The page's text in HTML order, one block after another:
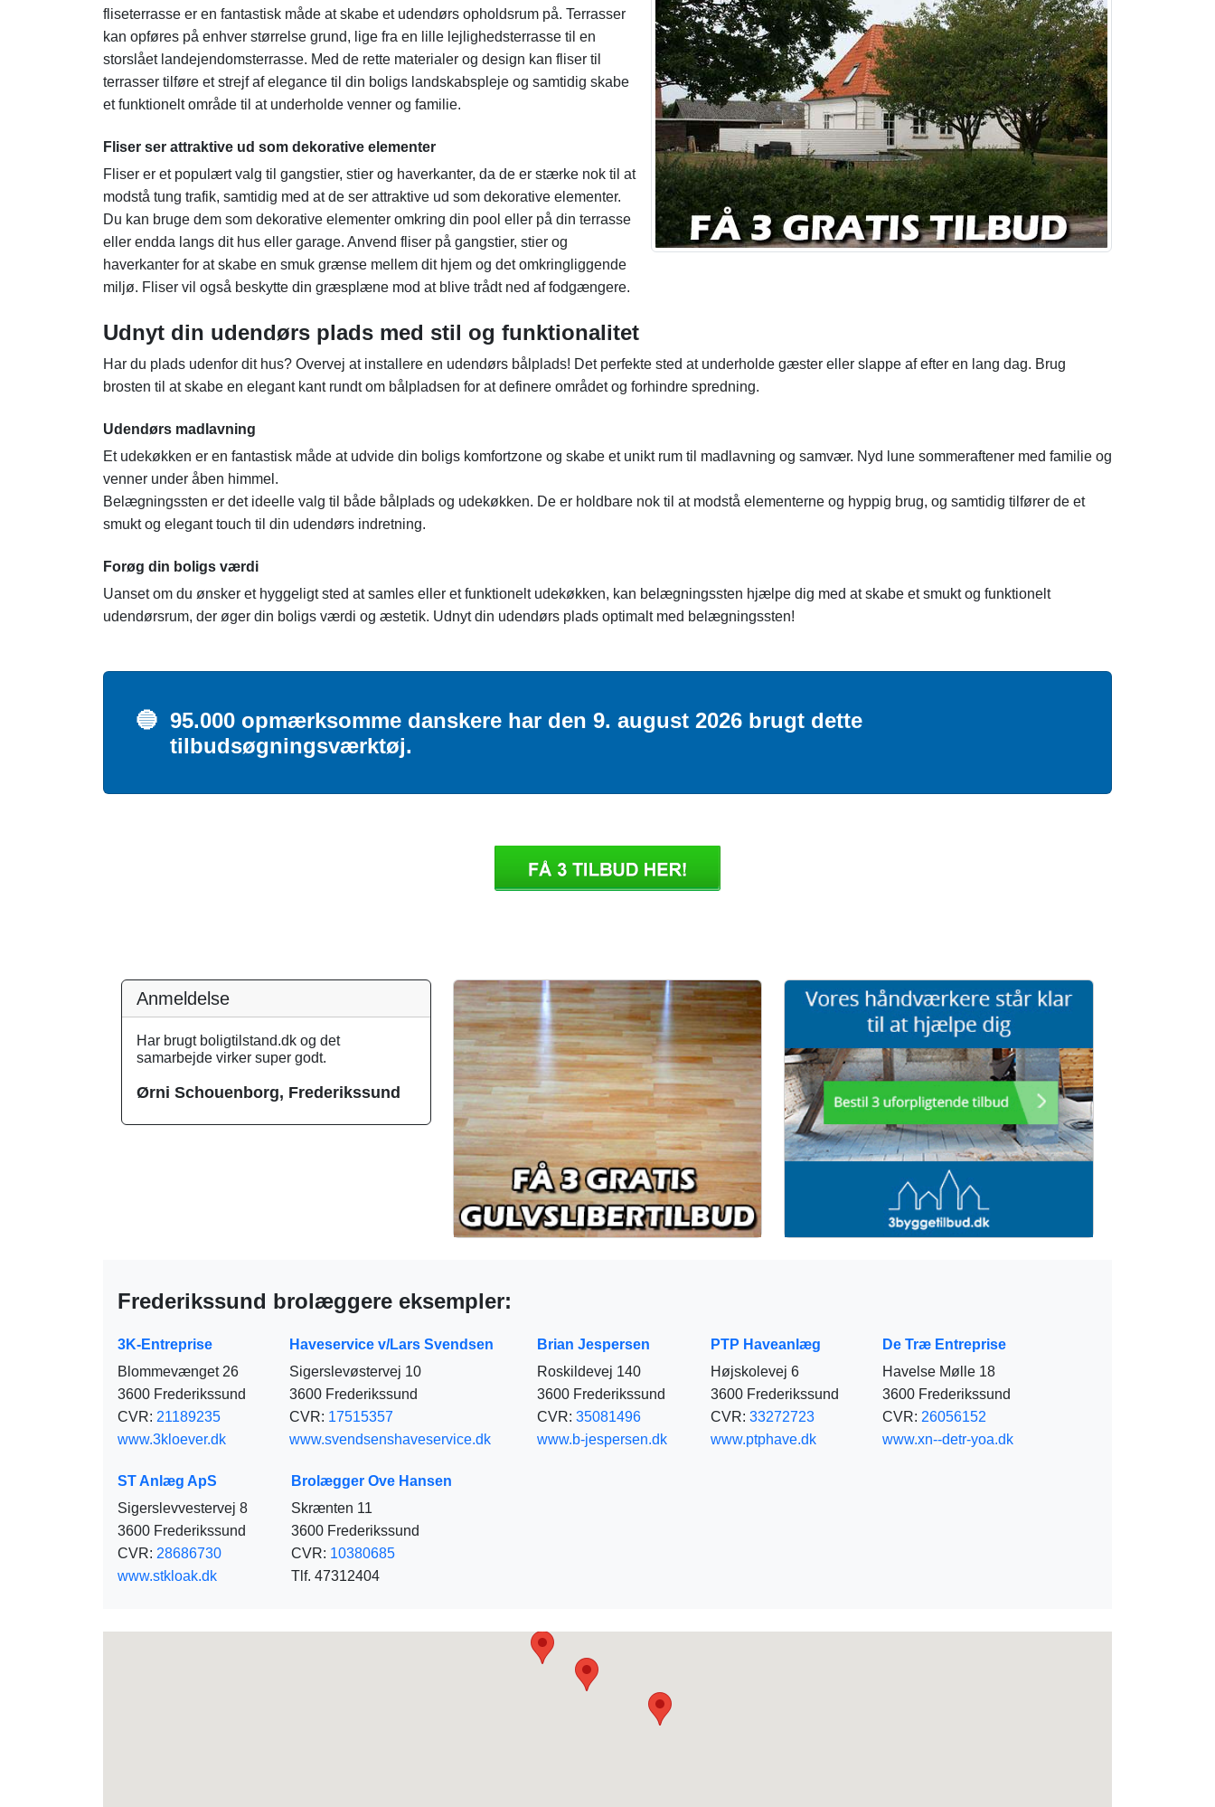
fliseterrasse er en fantastisk måde at skabe et udendørs opholdsrum på. Terrasser
kan opføres på enhver størrelse grund, lige fra en lille lejlighedsterrasse til en
storslået landejendomsterrasse. Med de rette materialer og design kan fliser til
terrasser tilføre et strejf af elegance til din boligs landskabspleje og samtidig skabe
et funktionelt område til at underholde venner og familie.
Fliser ser attraktive ud som dekorative elementer
Fliser er et populært valg til gangstier, stier og haverkanter, da de er stærke nok til at
modstå tung trafik, samtidig med at de ser attraktive ud som dekorative elementer.
Du kan bruge dem som dekorative elementer omkring din pool eller på din terrasse
eller endda langs dit hus eller garage. Anvend fliser på gangstier, stier og
haverkanter for at skabe en smuk grænse mellem dit hjem og det omkringliggende
miljø. Fliser vil også beskytte din græsplæne mod at blive trådt ned af fodgængere.
Udnyt din udendørs plads med stil og funktionalitet
Har du plads udenfor dit hus? Overvej at installere en udendørs bålplads! Det perfekte sted at underholde gæster eller slappe af efter en lang dag. Brug
brosten til at skabe en elegant kant rundt om bålpladsen for at definere området og forhindre spredning.
Udendørs madlavning
Et udekøkken er en fantastisk måde at udvide din boligs komfortzone og skabe et unikt rum til madlavning og samvær. Nyd lune sommeraftener med familie og
venner under åben himmel.
Belægningssten er det ideelle valg til både bålplads og udekøkken. De er holdbare nok til at modstå elementerne og hyppig brug, og samtidig tilfører de et
smukt og elegant touch til din udendørs indretning.
Forøg din boligs værdi
Uanset om du ønsker et hyggeligt sted at samles eller et funktionelt udekøkken, kan belægningssten hjælpe dig med at skabe et smukt og funktionelt
udendørsrum, der øger din boligs værdi og æstetik. Udnyt din udendørs plads optimalt med belægningssten!
🔵 95.000 opmærksomme danskere har den 9. august 2026 brugt dette
tilbudsøgningsværktøj.
Anmeldelse
Har brugt boligtilstand.dk og det
samarbejde virker super godt.
Ørni Schouenborg, Frederikssund
Frederikssund brolæggere eksempler:
3K-Entreprise
Blommevænget 26
3600 Frederikssund
CVR: 21189235
www.3kloever.dk
Haveservice v/Lars Svendsen
Sigerslevøstervej 10
3600 Frederikssund
CVR: 17515357
www.svendsenshaveservice.dk
Brian Jespersen
Roskildevej 140
3600 Frederikssund
CVR: 35081496
www.b-jespersen.dk
PTP Haveanlæg
Højskolevej 6
3600 Frederikssund
CVR: 33272723
www.ptphave.dk
De Træ Entreprise
Havelse Mølle 18
3600 Frederikssund
CVR: 26056152
www.xn--detr-yoa.dk
ST Anlæg ApS
Sigerslevvestervej 8
3600 Frederikssund
CVR: 28686730
www.stkloak.dk
Brolægger Ove Hansen
Skrænten 11
3600 Frederikssund
CVR: 10380685
Tlf. 47312404